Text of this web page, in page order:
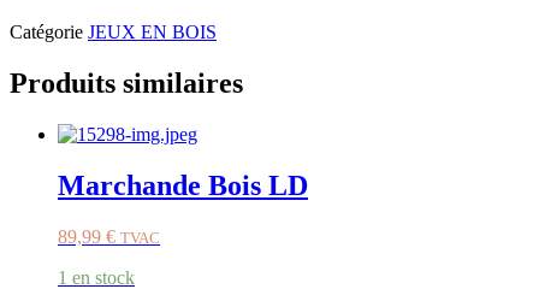
Catégorie JEUX EN BOIS
Produits similaires
Marchande Bois LD
89,99 € TVAC
1 en stock